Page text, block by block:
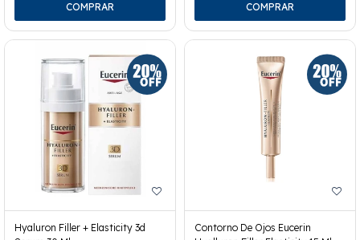
Hyaluron Filler + Elasticity 3d
Contorno De Ojos Eucerin